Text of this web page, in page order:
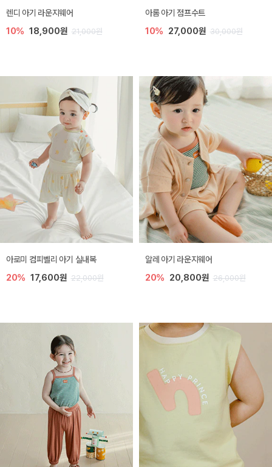
렌디 아기 라운지웨어
10% 18,900원 21,000원
아롬 아기 점프수트
10% 27,000원 30,000원
아로미 컴피벨리 아기 실내복
20% 17,600원 22,000원
알레 아기 라운지웨어
20% 20,800원 26,000원